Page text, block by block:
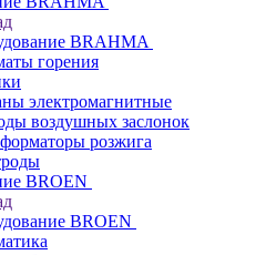
BRAHMA
горения
электромагнитные
воздушных заслонок
розжига
BROEN
BROEN